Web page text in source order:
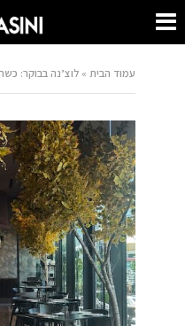
עמוד הבית »לוצ’נה בבוקר: